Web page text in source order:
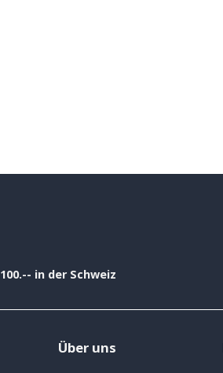
in der Schweiz
Über uns